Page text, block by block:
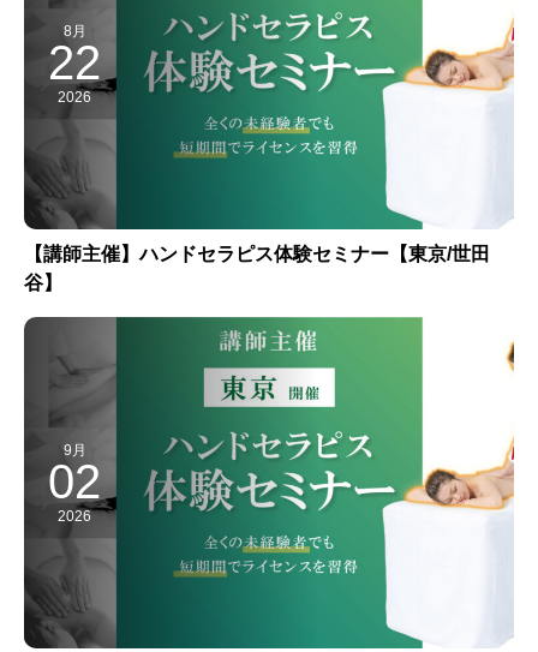
8月
22
2026
【講師主催】ハンドセラピス体験セミナー【東京/世田
谷】
9月
02
2026